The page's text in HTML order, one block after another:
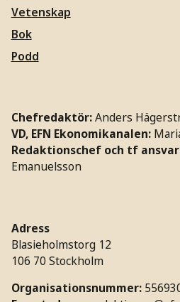
Vetenskap
Bok
Podd
Chefredaktör:Anders
VD, EFN Ekonomikanalen:
Redaktionschef och tf
Emanuelsson
Adress
Blasieholmstorg 12
106 70 Stockholm
Organisationsnummer: